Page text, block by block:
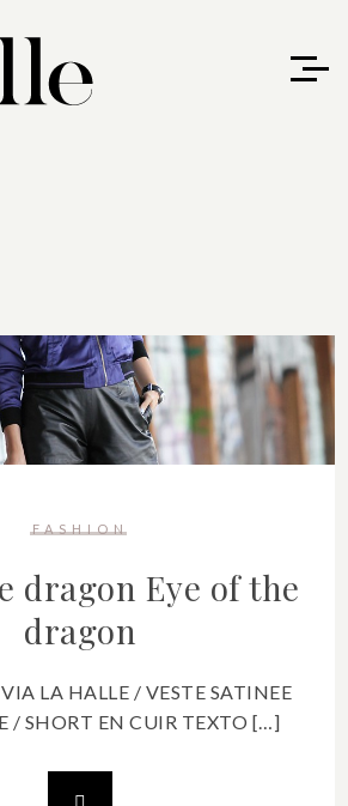
FASHION
dragon Eye of the
dragon
LA HALLE / VESTE SATINEE
/ SHORT EN CUIR TEXTO […]